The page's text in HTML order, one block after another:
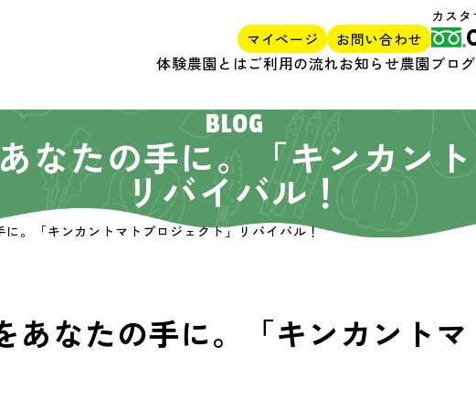
マイページ お問い合わせ
カス
体験農園とはご利用の流れお知らせ農園ブログ
BLOG
なたの手に。「キンカン
リバイバル！
。「キンカントマトプロジェクト」リバイバル！
あなたの手に。「キンカント